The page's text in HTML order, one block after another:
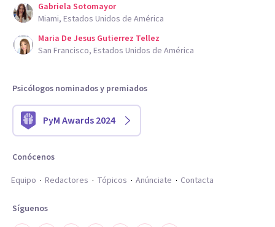
Gabriela Sotomayor
Miami, Estados Unidos de América
Maria De Jesus Gutierrez Tellez
San Francisco, Estados Unidos de América
Psicólogos nominados y premiados
PyM Awards 2024
Conócenos
Equipo
Redactores Tópicos Anúnciate Contacta
Síguenos